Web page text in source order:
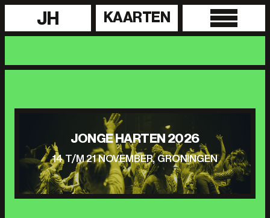
JH KAARTEN
JONGE HARTEN 2026
14 T/M 21 NOVEMBER, GRONINGEN